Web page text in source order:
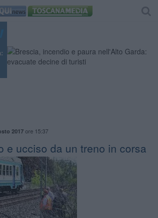
2017ore 15:37
e ucciso da un treno in corsa